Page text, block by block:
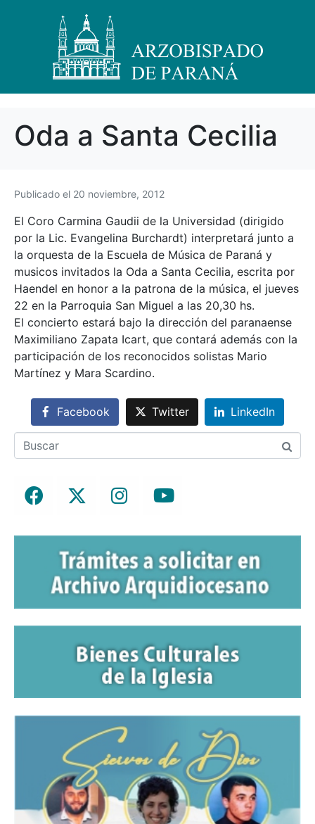
Oda a Santa Cecilia
Publicado el 20 noviembre, 2012
El Coro Carmina Gaudii de la Universidad (dirigido
por la Lic. Evangelina Burchardt) interpretará junto a
la orquesta de la Escuela de Música de Paraná y
musicos invitados la Oda a Santa Cecilia, escrita por
Haendel en honor a la patrona de la música, el jueves
22 en la Parroquia San Miguel a las 20,30 hs.
El concierto estará bajo la dirección del paranaense
Maximiliano Zapata Icart, que contará además con la
participación de los reconocidos solistas Mario
Martínez y Mara Scardino.
Facebook Twitter LinkedIn